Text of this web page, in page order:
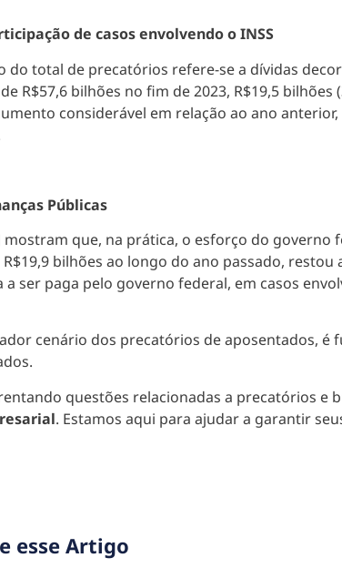
de casos envolvendo o INSS
do total de precatórios refere-se a dívidas
R$57,6 bilhões no fim de 2023, R$19,5
considerável em relação ao ano
Públicas
mostram que, na prática, o esforço do
bilhões ao longo do ano passado,
a ser paga pelo governo federal, em casos
cenário dos precatórios de aposentados,
questões relacionadas a precatórios e
. Estamos aqui para ajudar a garantir
esse Artigo